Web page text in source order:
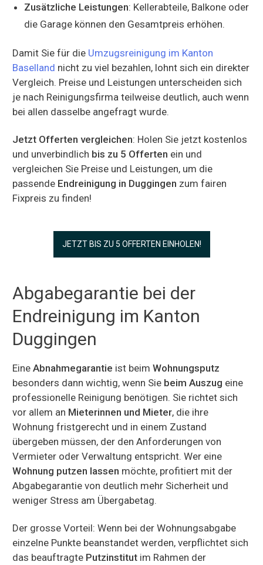
Zusätzliche Leistungen: Kellerabteile, Balkone oder
die Garage können den Gesamtpreis erhöhen.
Damit Sie für die Umzugsreinigung im Kanton
Baselland nicht zu viel bezahlen, lohnt sich ein direkter
Vergleich. Preise und Leistungen unterscheiden sich
je nach Reinigungsfirma teilweise deutlich, auch wenn
bei allen dasselbe angefragt wurde.
Jetzt Offerten vergleichen: Holen Sie jetzt kostenlos
und unverbindlich bis zu 5 Offerten ein und
vergleichen Sie Preise und Leistungen, um die
passende Endreinigung in Duggingen zum fairen
Fixpreis zu finden!
JETZT BIS ZU 5 OFFERTEN EINHOLEN!
Abgabegarantie bei der
Endreinigung im Kanton
Duggingen
Eine Abnahmegarantie ist beim Wohnungsputz
besonders dann wichtig, wenn Sie beim Auszug eine
professionelle Reinigung benötigen. Sie richtet sich
vor allem an Mieterinnen und Mieter, die ihre
Wohnung fristgerecht und in einem Zustand
übergeben müssen, der den Anforderungen von
Vermieter oder Verwaltung entspricht. Wer eine
Wohnung putzen lassen möchte, profitiert mit der
Abgabegarantie von deutlich mehr Sicherheit und
weniger Stress am Übergabetag.
Der grosse Vorteil: Wenn bei der Wohnungsabgabe
einzelne Punkte beanstandet werden, verpflichtet sich
das beauftragte Putzinstitut im Rahmen der